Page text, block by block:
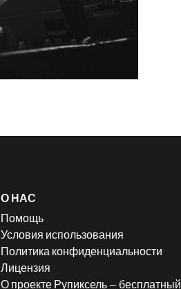
О НАС
Помощь
Условия использования
Политика конфиденциальности
Лицензия
О проекте Рупиксель — бесплатный